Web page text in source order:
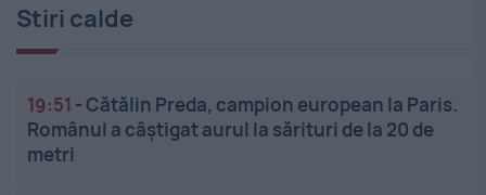
Stiri calde
19:51 -Cătălin Preda, campion european la Paris.
Românul a câștigat aurul la sărituri de la 20 de
metri